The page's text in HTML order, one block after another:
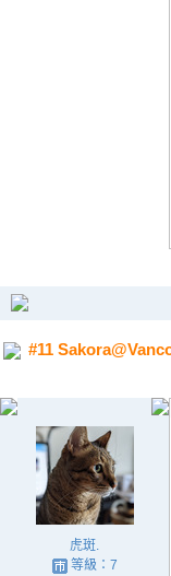
#11
虎斑.
等級：7